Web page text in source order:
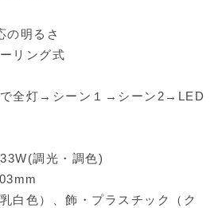
明るさ
リング式
全灯→シーン１→シーン2→LED
調光・調色)
白色）、飾・プラスチック（ク